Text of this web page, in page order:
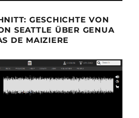
GESCHICHTE VON
SEATTLE ÜBER GENUA
DE MAIZIERE